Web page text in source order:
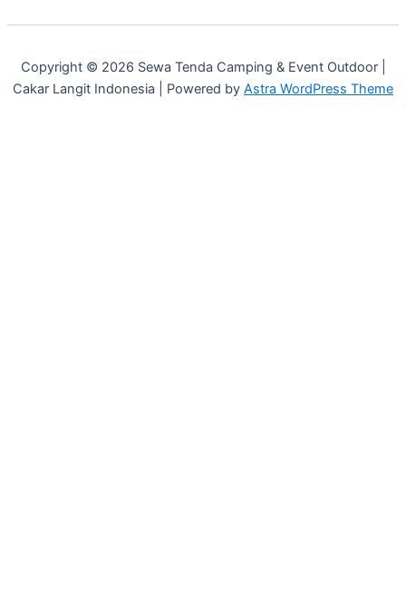
Copyright © 2026 Sewa Tenda Camping & Event Outdoor |
Cakar Langit Indonesia | Powered by Astra WordPress Theme